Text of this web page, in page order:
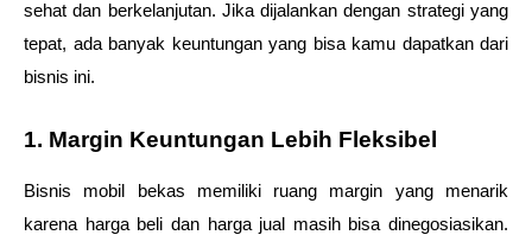
sehat dan berkelanjutan. Jika dijalankan dengan strategi yang
tepat, ada banyak keuntungan yang bisa kamu dapatkan dari
bisnis ini.
1. Margin Keuntungan Lebih Fleksibel
Bisnis mobil bekas memiliki ruang margin yang menarik
karena harga beli dan harga jual masih bisa dinegosiasikan.